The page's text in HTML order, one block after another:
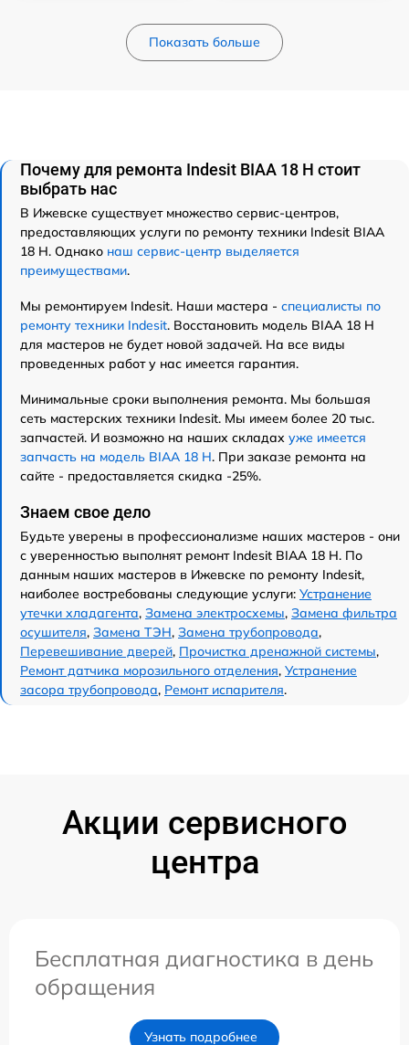
Показать больше
Почему для ремонта Indesit BIAA 18 H стоит
выбрать нас
В Ижевске существует множество сервис-центров,
предоставляющих услуги по ремонту техники Indesit BIAA
18 H. Однако наш сервис-центр выделяется
преимуществами.
Мы ремонтируем Indesit. Наши мастера - специалисты по
ремонту техники Indesit. Восстановить модель BIAA 18 H
для мастеров не будет новой задачей. На все виды
проведенных работ у нас имеется гарантия.
Минимальные сроки выполнения ремонта. Мы большая
сеть мастерских техники Indesit. Мы имеем более 20 тыс.
запчастей. И возможно на наших складах уже имеется
запчасть на модель BIAA 18 H. При заказе ремонта на
сайте - предоставляется скидка -25%.
Знаем свое дело
Будьте уверены в профессионализме наших мастеров - они
с уверенностью выполнят ремонт Indesit BIAA 18 H. По
данным наших мастеров в Ижевске по ремонту Indesit,
наиболее востребованы следующие услуги: Устранение
утечки хладагента, Замена электросхемы, Замена фильтра
осушителя, Замена ТЭН, Замена трубопровода,
Перевешивание дверей, Прочистка дренажной системы,
Ремонт датчика морозильного отделения, Устранение
засора трубопровода, Ремонт испарителя.
Акции сервисного
центра
Бесплатная диагностика в день
обращения
Узнать подробнее